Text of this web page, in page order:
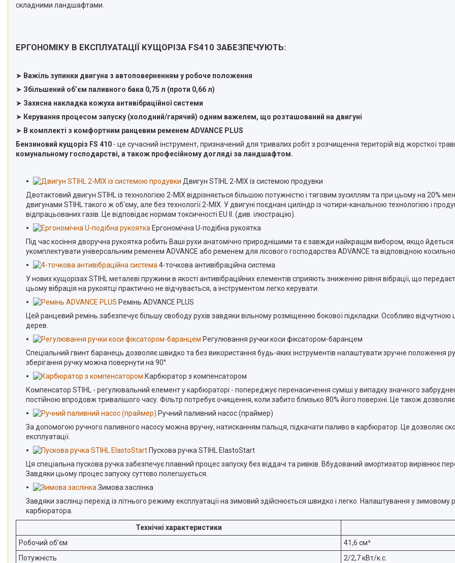
складними ландшафтами.
ЕРГОНОМІКУ В ЕКСПЛУАТАЦІЇ КУЩОРІЗА FS410 ЗАБЕЗПЕЧУЮТЬ:
➤ Важіль зупинки двигуна з автоповерненням у робоче положення
➤ Збільшений об’єм паливного бака 0,75 л (проти 0,66 л)
➤ Захисна накладка кожуха антивібраційної системи
➤ Керування процесом запуску (холодний/гарячий) одним важелем, що розташований на двигуні
➤ В комплекті з комфортним ранцевим ременем ADVANCE PLUS
Бензиновий кущоріз FS 410 - це сучасний інструмент, призначений для тривалих робіт з розчищення територій від жорсткої
комунальному господарстві, а також професійному догляді за ландшафтом.
Двигун STIHL 2-MIX із системою продувки
Двотактовий двигун STIHL із технологією 2-MIX відрізняється більшою потужністю і тяговим зусиллям та при цьому на 20%
двигунами STIHL такого ж об'єму, але без технології 2-МІХ. У двигуні поєднані циліндр із чотири-канальною технологією і
відпрацьованих газів. Це відповідає нормам токсичності EU II. (див. ілюстрацію).
Ергономічна U-подібна рукоятка
Під час косіння дворучна рукоятка робить Ваші рухи анатомічно природнішими та є завжди найкращім вибором, якщо
укомплектувати універсальним ременем ADVANCE або ременем для лісового господарства ADVANCE та відповідною
4-точкова антивібраційна система
У нових кущорізах STIHL металеві пружини в якості антивібраційних елементів сприяють зниженню рівня вібрації, що
цьому вібрація на рукоятці практично не відчувається, а інструментом легко керувати.
Ремінь ADVANCE PLUS
Цей ранцевий ремінь забезпечує більшу свободу рухів завдяки вільному розміщенню бокової підкладки. Особливо
дерев.
Регулювання ручки коси фіксатором-баранцем
Спеціальний гвинт баранець дозволяє швидко та без використання будь-яких інструментів налаштувати зручне положення
зберігання ручку можна повернути на 90°.
Карбюратор з компенсатором
Компенсатор STIHL - регулювальний елемент у карбюраторі - попереджує перенасичення суміші у випадку значного
постійною впродовж тривалішого часу. Фільтр потребує очищення, коли забито близько 80% його поверхні. Це також
Ручний паливний насос (праймер)
За допомогою ручного паливного насосу можна вручну, натисканням пальця, підкачати паливо в карбюратор. Це дозволяє
експлуатації.
Пускова ручка STIHL ElastoStart
Ця спеціальна пускова ручка забезпечує плавний процес запуску без віддачі та ривків. Вбудований амортизатор вирівнює
Завдяки цьому процес запуску суттєво полегшується.
Зимова заслінка
Завдяки заслінці перехід із літнього режиму експлуатації на зимовий здійснюється швидко і легко. Налаштування у зимовому
карбюратора.
Технічні характеристики
Робочий об'єм
41,6 cм³
Потужність
2/2,7 кВт/к.с.